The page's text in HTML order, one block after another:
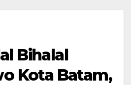
Bihalal
Kota Batam,